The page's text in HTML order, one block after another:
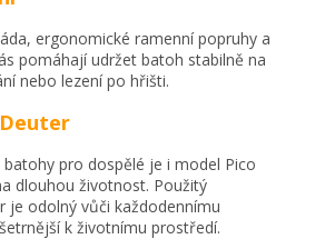
ergonomické ramenní popruhy a
pomáhají udržet batoh stabilně na
nebo lezení po hřišti.
pro dospělé je i model Pico
dlouhou životnost. Použitý
je odolný vůči každodennímu
k životnímu prostředí.